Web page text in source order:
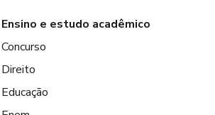
Ensino e estudo acadêmico
Concurso
Direito
Educação